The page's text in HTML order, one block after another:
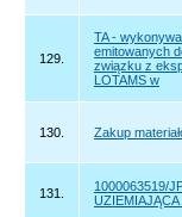
129.
TA -
emitowanych
związku z
LOTAMS w
130. Zakup
131.
1000063519/